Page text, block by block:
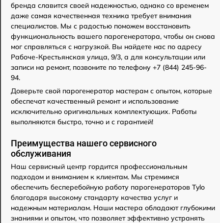
бренда славится своей надежностью, однако со временем
даже самая качественная техника требует внимания
специалистов. Мы с радостью поможем восстановить
функциональность вашего парогенератора, чтобы он снова
мог справляться с нагрузкой. Вы найдете нас по адресу
Рабоче-Крестьянская улица, 9/3, а для консультации или
записи на ремонт, позвоните по телефону +7 (844) 245-96-
94.
Доверьте свой парогенератор мастерам с опытом, которые
обеспечат качественный ремонт и использование
исключительно оригинальных комплектующих. Работы
выполняются быстро, точно и с гарантией!
Преимущества нашего сервисного
обслуживания
Наш сервисный центр гордится профессиональным
подходом и вниманием к клиентам. Мы стремимся
обеспечить бесперебойную работу парогенераторов Tylo
благодаря высокому стандарту качества услуг и
надежным материалам. Наши мастера обладают глубокими
знаниями и опытом, что позволяет эффективно устранять